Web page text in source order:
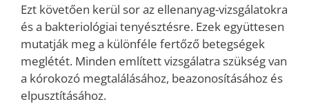
Ezt követően kerül sor az ellenanyag-vizsgálatokra
és a bakteriológiai tenyésztésre. Ezek együttesen
mutatják meg a különféle fertőző betegségek
meglétét. Minden említett vizsgálatra szükség van
a kórokozó megtalálásához, beazonosításához és
elpusztításához.